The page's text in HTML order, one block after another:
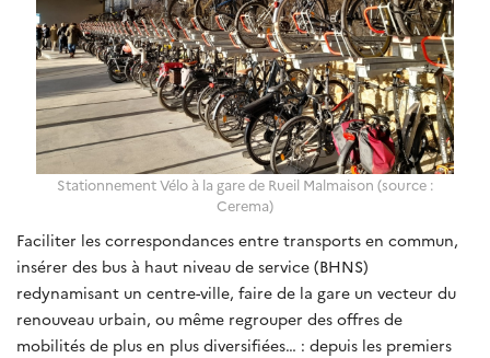
Stationnement Vélo à la gare de Rueil Malmaison (source :
Cerema)
Faciliter les correspondances entre transports en commun,
insérer des bus à haut niveau de service (BHNS)
redynamisant un centre-ville, faire de la gare un vecteur du
renouveau urbain, ou même regrouper des offres de
mobilités de plus en plus diversifiées… : depuis les premiers